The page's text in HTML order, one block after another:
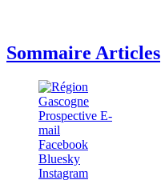
Sommaire Articles